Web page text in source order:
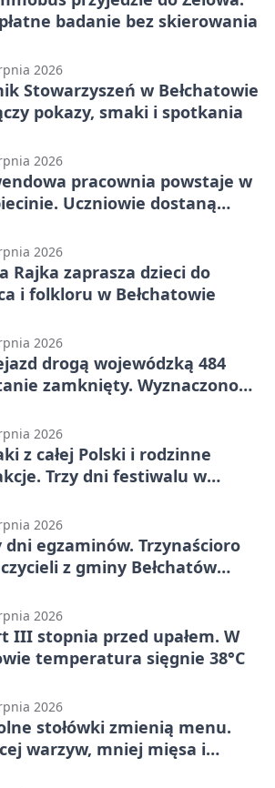
badanie bez skierowania
2026
Stowarzyszeń w Bełchatowie
pokazy, smaki i spotkania
2026
pracownia powstaje w
Uczniowie dostaną
2026
Rajka zaprasza dzieci do
i folkloru w Bełchatowie
2026
drogą wojewódzką 484
zamknięty. Wyznaczono
2026
z całej Polski i rodzinne
Trzy dni festiwalu w
2026
dni egzaminów. Trzynaścioro
z gminy Bełchatów
2026
III stopnia przed upałem. W
temperatura sięgnie 38°C
2026
stołówki zmienią menu.
warzyw, mniej mięsa i